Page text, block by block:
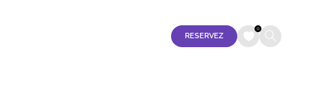
RESERVEZ
0EN
ES